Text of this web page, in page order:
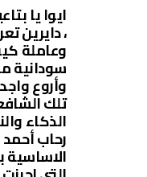
ايوا يا
، دايرين
وعاملة
سودانية
وأروع
تلك
الذكاء
رحاب
الاساسية